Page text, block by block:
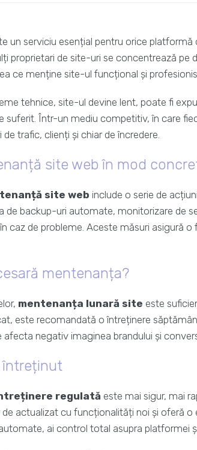
un serviciu esențial pentru orice
proprietari de site-uri se concentrează pe
ce menține site-ul funcțional și
tehnice, site-ul devine lent, poate fi
suferit. Într-un mediu competitiv, în care
trafic, clienți și chiar de încredere.
site web în mod
site web include o serie de
de backup-uri automate, monitorizare de
caz de probleme. Aceste măsuri asigură
mentenanța?
mentenanța lunară site este
este recomandată o întreținere
negativ imaginea brandului și
întreținut
regulată este mai sigur, mai
actualizat cu funcționalități noi și oferă
ai control total asupra platformei